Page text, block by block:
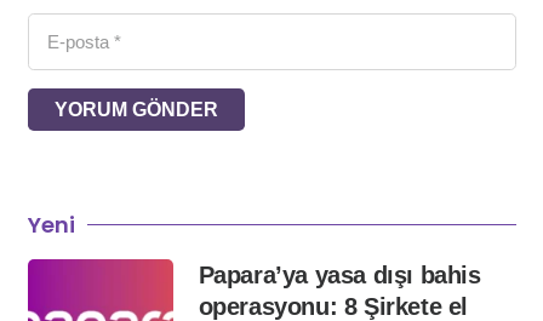
YORUM GÖNDER
Yeni
Papara’ya yasa dışı bahis
operasyonu: 8 Şirkete el